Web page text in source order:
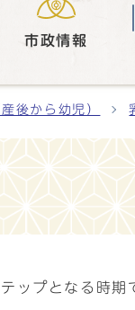
市政情報
後から幼児）
ップとなる時期